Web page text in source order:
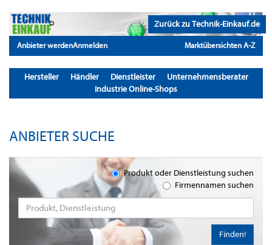
Zurück zu Technik-Einkauf.de
Anbieter werdenAnmelden Marktübersichten A-Z
Hersteller Händler Dienstleister
Unternehmensberater
Industrie Online-Shops
ANBIETER SUCHE
Produkt oder Dienstleistung suchen
Firmennamen suchen
Finden!